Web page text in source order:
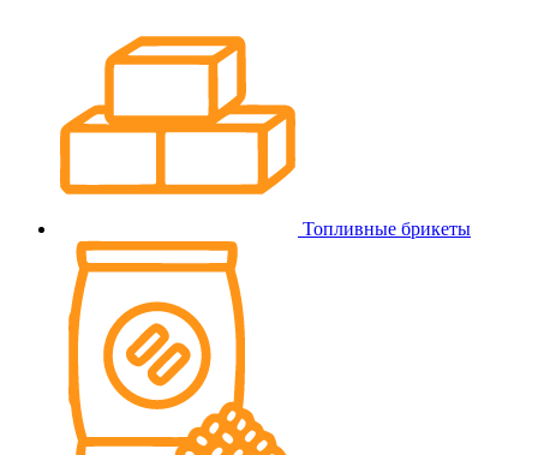
Топливные брикеты